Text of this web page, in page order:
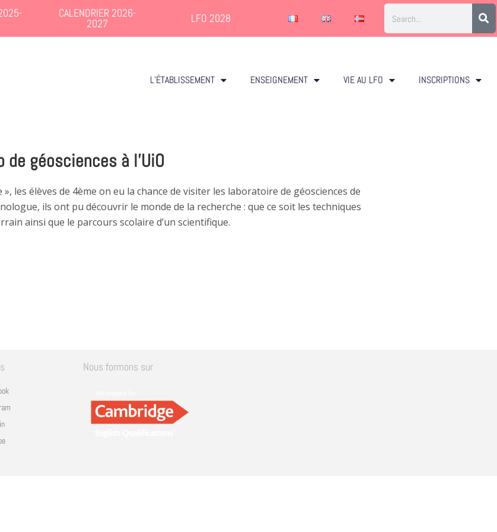
CALENDRIER 2026-
2027 LFO 2028
L’ÉTABLISSEMENT ENSEIGNEMENT VIE AU LFO INSCRIPTIONS
géosciences à l’UiO
les élèves de 4ème on eu la chance de visiter les laboratoire de géosciences de
ils ont pu découvrir le monde de la recherche : que ce soit les techniques
ainsi que le parcours scolaire d’un scientifique.
Nous formons sur